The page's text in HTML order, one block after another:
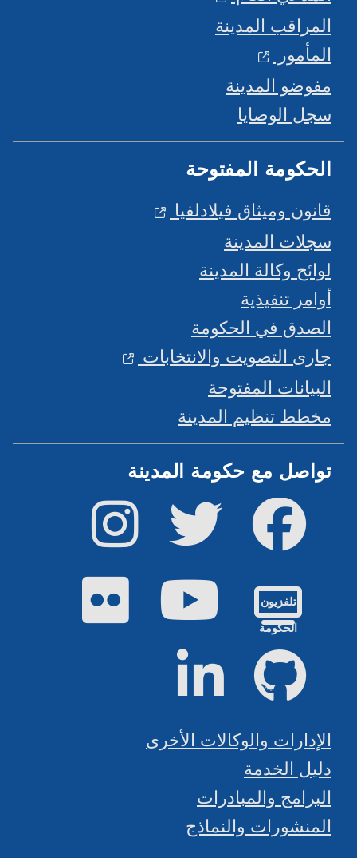
المراقب المدينة
المأمور
مفوضو المدينة
سجل الوصايا
الحكومة المفتوحة
قانون وميثاق فيلادلفيا
سجلات المدينة
لوائح وكالة المدينة
أوامر تنفيذية
الصدق في الحكومة
جارى التصويت والانتخابات
البيانات المفتوحة
مخطط تنظيم المدينة
تواصل مع حكومة المدينة
فيس بوك تويتر إينستاجرام
تلفزيون
الحكومة
يوتيوب فليكر
جيت هاب لينكد إن
الإدارات والوكالات الأخرى
دليل الخدمة
البرامج والمبادرات
المنشورات والنماذج